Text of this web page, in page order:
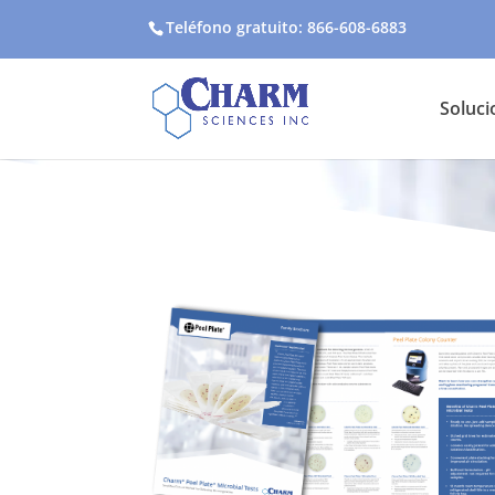
Teléfono gratuito: 866-608-6883